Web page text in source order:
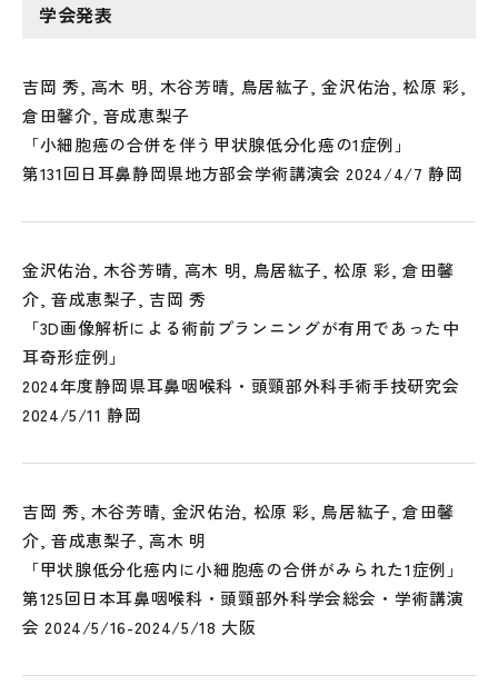
学会発表
吉岡 秀, 高木 明, 木谷芳晴, 鳥居紘子, 金沢佑治, 松原 彩,
倉田馨介, 音成恵梨子
「小細胞癌の合併を伴う甲状腺低分化癌の1症例」
第131回日耳鼻静岡県地方部会学術講演会 2024/4/7 静岡
金沢佑治, 木谷芳晴, 高木 明, 鳥居紘子, 松原 彩, 倉田馨
介, 音成恵梨子, 吉岡 秀
「3D画像解析による術前プランニングが有用であった中
耳奇形症例」
2024年度静岡県耳鼻咽喉科・頭頸部外科手術手技研究会
2024/5/11 静岡
吉岡 秀, 木谷芳晴, 金沢佑治, 松原 彩, 鳥居紘子, 倉田馨
介, 音成恵梨子, 高木 明
「甲状腺低分化癌内に小細胞癌の合併がみられた1症例」
第125回日本耳鼻咽喉科・頭頸部外科学会総会・学術講演
会 2024/5/16-2024/5/18 大阪